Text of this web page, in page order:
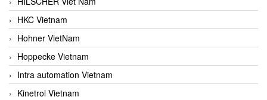
HKC Vietnam
Hohner VietNam
Hoppecke Vietnam
Intra automation Vietnam
Kinetrol Vietnam